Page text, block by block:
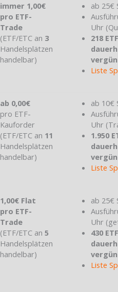
immer 1,00€
pro ETF-
Trade
(ETF/ETC an 3
Handelsplätzen
handelbar)
ab 25€
Uhr
218
Liste
ab 0,00€
pro ETF-
Kauforder
(ETF/ETC an 11
Handelsplätzen
handelbar)
ab 10€
Uhr
1.950
Liste
1,00€ Flat
pro ETF-
Trade
(ETF/ETC an5
Handelsplätzen
handelbar)
ab 25€
Uhr
430
Liste